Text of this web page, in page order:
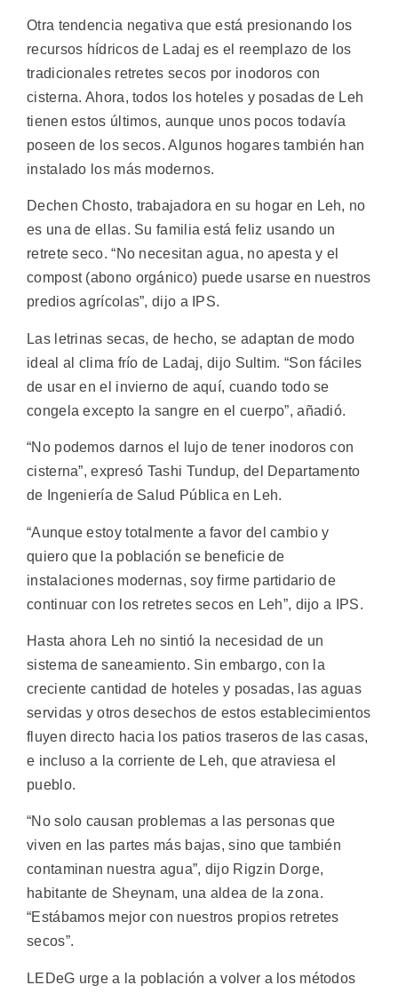
Otra tendencia negativa que está presionando los
recursos hídricos de Ladaj es el reemplazo de los
tradicionales retretes secos por inodoros con
cisterna. Ahora, todos los hoteles y posadas de Leh
tienen estos últimos, aunque unos pocos todavía
poseen de los secos. Algunos hogares también han
instalado los más modernos.
Dechen Chosto, trabajadora en su hogar en Leh, no
es una de ellas. Su familia está feliz usando un
retrete seco. “No necesitan agua, no apesta y el
compost (abono orgánico) puede usarse en nuestros
predios agrícolas”, dijo a IPS.
Las letrinas secas, de hecho, se adaptan de modo
ideal al clima frío de Ladaj, dijo Sultim. “Son fáciles
de usar en el invierno de aquí, cuando todo se
congela excepto la sangre en el cuerpo”, añadió.
“No podemos darnos el lujo de tener inodoros con
cisterna”, expresó Tashi Tundup, del Departamento
de Ingeniería de Salud Pública en Leh.
“Aunque estoy totalmente a favor del cambio y
quiero que la población se beneficie de
instalaciones modernas, soy firme partidario de
continuar con los retretes secos en Leh”, dijo a IPS.
Hasta ahora Leh no sintió la necesidad de un
sistema de saneamiento. Sin embargo, con la
creciente cantidad de hoteles y posadas, las aguas
servidas y otros desechos de estos establecimientos
fluyen directo hacia los patios traseros de las casas,
e incluso a la corriente de Leh, que atraviesa el
pueblo.
“No solo causan problemas a las personas que
viven en las partes más bajas, sino que también
contaminan nuestra agua”, dijo Rigzin Dorge,
habitante de Sheynam, una aldea de la zona.
“Estábamos mejor con nuestros propios retretes
secos”.
LEDeG urge a la población a volver a los métodos